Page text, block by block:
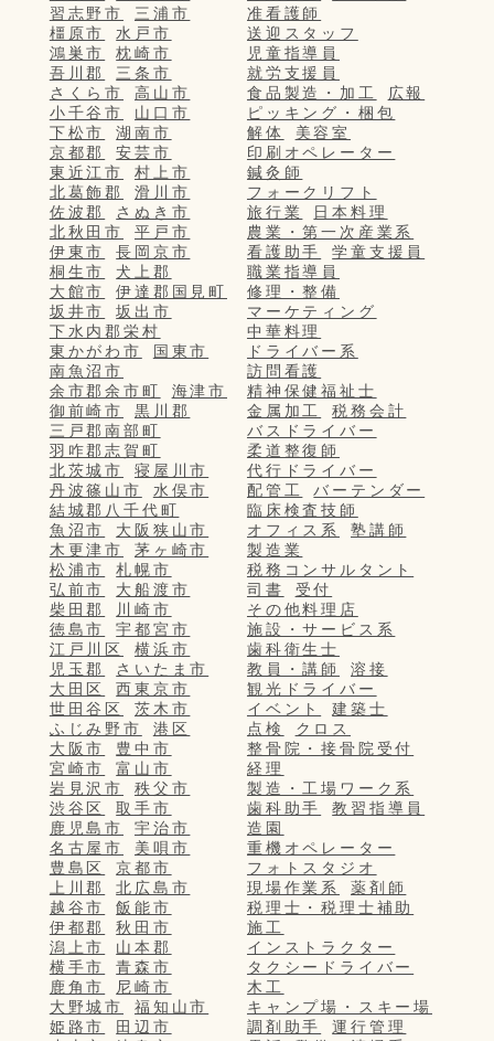
習志野市
三浦市
橿原市
水戸市
鴻巣市
枕崎市
吾川郡
三条市
さくら市
高山市
小千谷市
山口市
下松市
湖南市
京都郡
安芸市
東近江市
村上市
北葛飾郡
滑川市
佐波郡
さぬき市
北秋田市
平戸市
伊東市
長岡京市
桐生市
犬上郡
大館市
伊達郡国見町
坂井市
坂出市
下水内郡栄村
東かがわ市
国東市
南魚沼市
余市郡余市町
海津市
御前崎市
黒川郡
三戸郡南部町
羽咋郡志賀町
北茨城市
寝屋川市
丹波篠山市
水俣市
結城郡八千代町
魚沼市
大阪狭山市
木更津市
茅ヶ崎市
松浦市
札幌市
弘前市
大船渡市
柴田郡
川崎市
徳島市
宇都宮市
江戸川区
横浜市
児玉郡
さいたま市
大田区
西東京市
世田谷区
茨木市
ふじみ野市
港区
大阪市
豊中市
宮崎市
富山市
岩見沢市
秩父市
渋谷区
取手市
鹿児島市
宇治市
名古屋市
美唄市
豊島区
京都市
上川郡
北広島市
越谷市
飯能市
伊都郡
秋田市
潟上市
山本郡
横手市
青森市
鹿角市
尼崎市
大野城市
福知山市
姫路市
田辺市
准看護師
送迎スタッフ
児童指導員
就労支援員
食品製造・加工
広報
ピッキング・梱包
解体
美容室
印刷オペレーター
鍼灸師
フォークリフト
旅行業
日本料理
農業・第一次産業系
看護助手
学童支援員
職業指導員
修理・整備
マーケティング
中華料理
ドライバー系
訪問看護
精神保健福祉士
金属加工
税務会計
バスドライバー
柔道整復師
代行ドライバー
配管工
バーテンダー
臨床検査技師
オフィス系
塾講師
製造業
税務コンサルタント
司書
受付
その他料理店
施設・サービス系
歯科衛生士
教員・講師
溶接
観光ドライバー
イベント
建築士
点検
クロス
整骨院・接骨院受付
経理
製造・工場ワーク系
歯科助手
教習指導員
造園
重機オペレーター
フォトスタジオ
現場作業系
薬剤師
税理士・税理士補助
施工
インストラクター
タクシードライバー
木工
キャンプ場・スキー場
調剤助手
運行管理